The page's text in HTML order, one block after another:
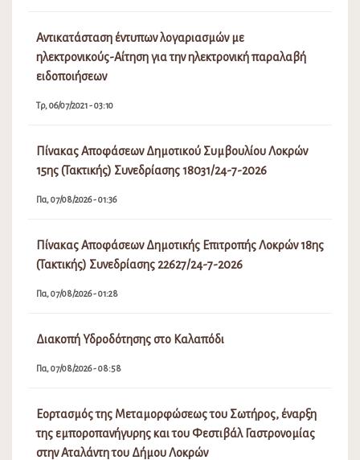
Αντικατάσταση έντυπων λογαριασμών με
ηλεκτρονικούς-Αίτηση για την ηλεκτρονική παραλαβή
ειδοποιήσεων
Τρ, 06/07/2021 - 03:10
Πίνακας Αποφάσεων Δημοτικού Συμβουλίου Λοκρών
15ης (Τακτικής) Συνεδρίασης 18031/24-7-2026
Πα, 07/08/2026 - 01:36
Πίνακας Αποφάσεων Δημοτικής Επιτροπής Λοκρών 18ης
(Τακτικής) Συνεδρίασης 22627/24-7-2026
Πα, 07/08/2026 - 01:28
Διακοπή Υδροδότησης στο Καλαπόδι
Πα, 07/08/2026 - 08:58
Εορτασμός της Μεταμορφώσεως του Σωτήρος, έναρξη
της εμποροπανήγυρης και του Φεστιβάλ Γαστρονομίας
στην Αταλάντη του Δήμου Λοκρών